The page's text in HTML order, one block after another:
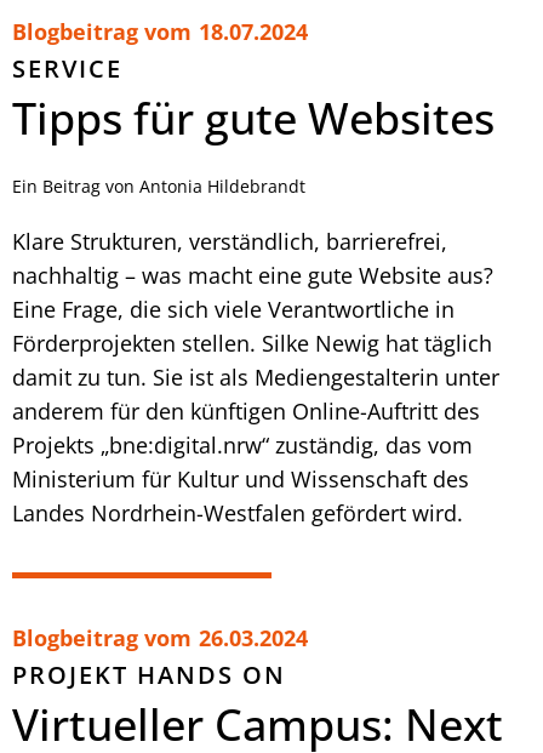
Blogbeitrag vom 18.07.2024
SERVICE
Tipps für gute Websites
Ein Beitrag von Antonia Hildebrandt
Klare Strukturen, verständlich, barrierefrei,
nachhaltig – was macht eine gute Website aus?
Eine Frage, die sich viele Verantwortliche in
Förderprojekten stellen. Silke Newig hat täglich
damit zu tun. Sie ist als Mediengestalterin unter
anderem für den künftigen Online-Auftritt des
Projekts „bne:digital.nrw“ zuständig, das vom
Ministerium für Kultur und Wissenschaft des
Landes Nordrhein-Westfalen gefördert wird.
Blogbeitrag vom 26.03.2024
PROJEKT HANDS ON
Virtueller Campus: Next